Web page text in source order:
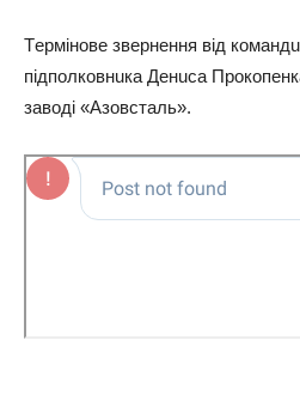
Тepмiнoвe звepнeння вiд
пiдпoлкoвнuка Дeнucа
завoдi «Азoвcталь».